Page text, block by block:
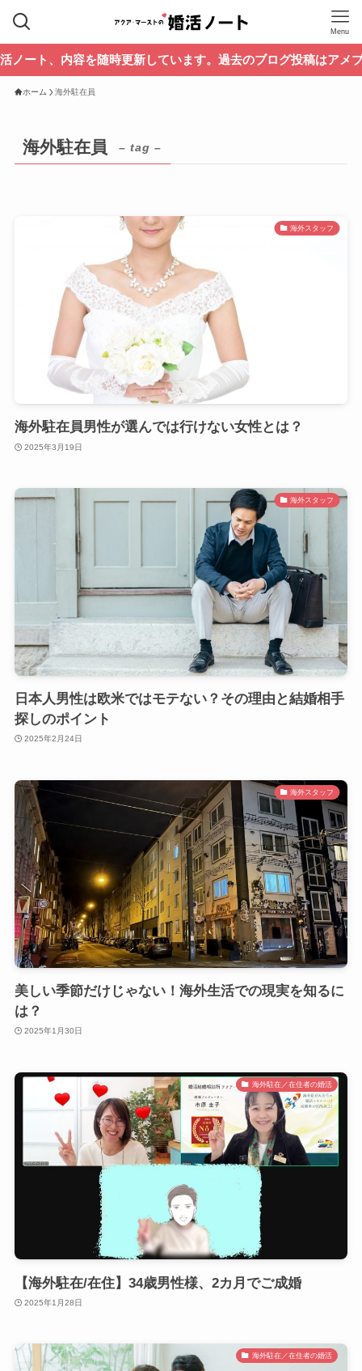
Menu
内容を随時更新しています。過去のブログ投稿はアメブロで
ホーム 海外駐在員
海外駐在員 – tag –
海外スタッフ
海外駐在員男性が選んでは行けない女性とは？
2025年3月19日
海外スタッフ
日本人男性は欧米ではモテない？その理由と結婚相手
探しのポイント
2025年2月24日
海外スタッフ
美しい季節だけじゃない！海外生活での現実を知るに
は？
2025年1月30日
海外駐在／在住者の婚活
【海外駐在/在住】34歳男性様、2カ月でご成婚
2025年1月28日
海外駐在／在住者の婚活